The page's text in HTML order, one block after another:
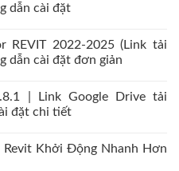
dẫn cài đặt
REVIT 2022-2025 (Link tải
dẫn cài đặt đơn giản
| Link Google Drive tải
đặt chi tiết
Khởi Động Nhanh Hơn